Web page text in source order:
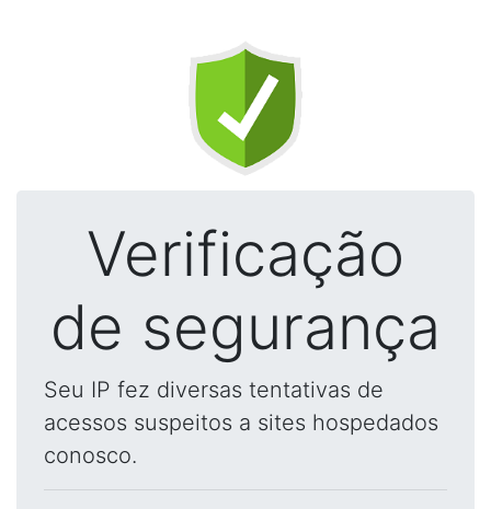
Verificação
de segurança
Seu IP fez diversas tentativas de
acessos suspeitos a sites hospedados
conosco.